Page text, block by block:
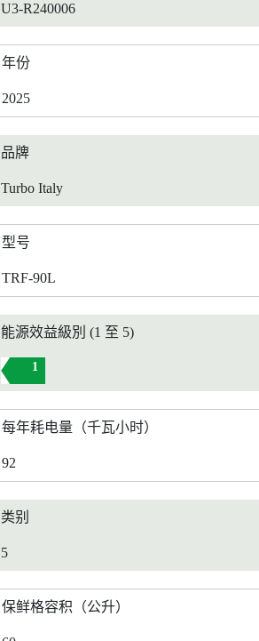
U3-R240006
年份
2025
品牌
Turbo Italy
型号
TRF-90L
能源效益級別 (1 至 5)
1
每年耗电量（千瓦小时）
92
类别
5
保鲜格容积（公升）